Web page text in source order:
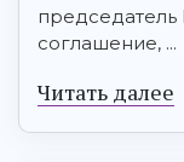
соглашение, ...
Читать далее